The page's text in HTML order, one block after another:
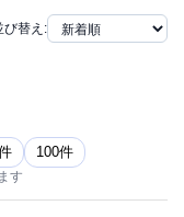
び替え:
100件
す